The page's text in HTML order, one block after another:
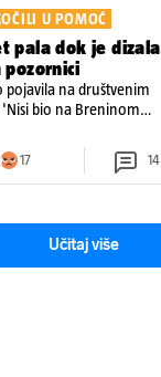
U POMOĆ
pala dok je dizala
pozornici
pojavila na društvenim
bio na Breninom
nije ozlijedila nego je s
17 14
Učitaj više